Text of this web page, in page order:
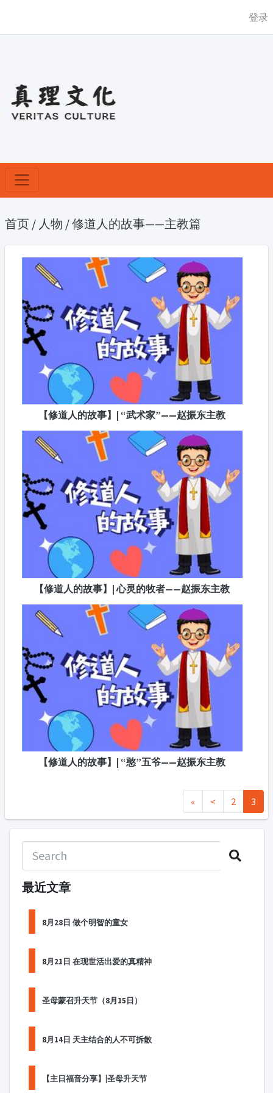
登录
首页 / 人物 /修道人的故事——主教篇
【修道人的故事】| “武术家”——赵振东主教
【修道人的故事】| 心灵的牧者——赵振东主教
【修道人的故事】| “憨”五爷——赵振东主教
« < 2 3
最近文章
8月28日 做个明智的童女
8月21日 在现世活出爱的真精神
圣母蒙召升天节（8月15日）
8月14日 天主结合的人不可拆散
【主日福音分享】|圣母升天节